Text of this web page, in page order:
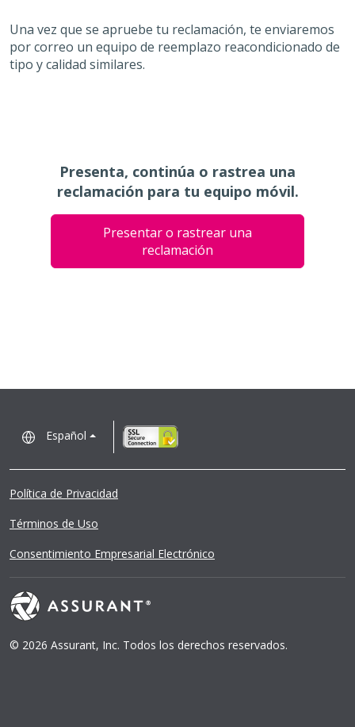
Una vez que se apruebe tu reclamación, te enviaremos
por correo un equipo de reemplazo reacondicionado de
tipo y calidad similares.
Presenta, continúa o rastrea una
reclamación para tu equipo móvil.
Presentar o rastrear una
reclamación
Español
Política de Privacidad
Términos de Uso
Consentimiento Empresarial Electrónico
© 2026 Assurant, Inc. Todos los derechos reservados.